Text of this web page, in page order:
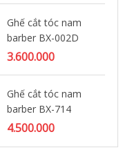
Ghế cắt tóc nam
barber BX-002D
3.600.000
Ghế cắt tóc nam
barber BX-714
4.500.000